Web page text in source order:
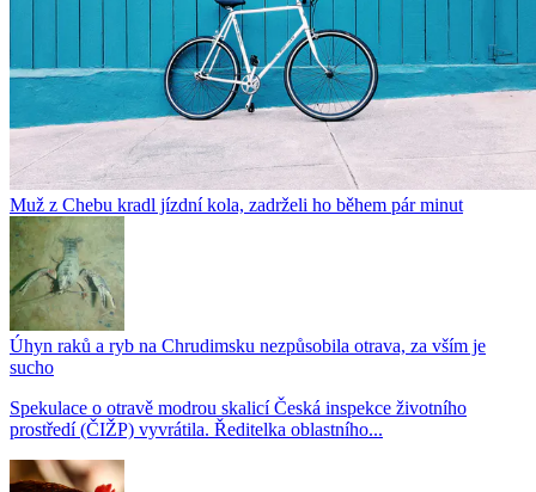
Muž z Chebu kradl jízdní kola, zadrželi ho během pár minut
Úhyn raků a ryb na Chrudimsku nezpůsobila otrava, za vším je
sucho
Spekulace o otravě modrou skalicí Česká inspekce životního
prostředí (ČIŽP) vyvrátila. Ředitelka oblastního...